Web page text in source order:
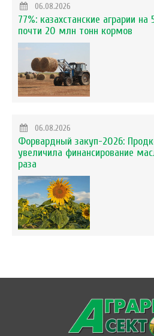
06.08.2026
77%: казахстанские аграрии на
почти 20 млн тонн кормов
06.08.2026
Форвардный закуп-2026:
увеличила финансирование
раза